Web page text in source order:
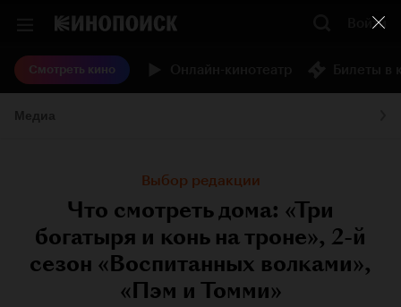
Войти
Смотреть кино
Выбор редакции
Что смотреть дома: «Три
богатыря и конь на троне», 2-й
сезон «Воспитанных волками»,
«Пэм и Томми»